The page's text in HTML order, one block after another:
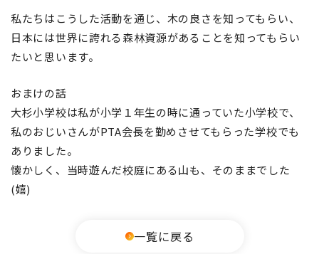
私たちはこうした活動を通じ、木の良さを知ってもらい、
日本には世界に誇れる森林資源があることを知ってもらい
たいと思います。
おまけの話
大杉小学校は私が小学１年生の時に通っていた小学校で、
私のおじいさんがPTA会長を勤めさせてもらった学校でも
ありました。
懐かしく、当時遊んだ校庭にある山も、そのままでした
(嬉)
一覧に戻る